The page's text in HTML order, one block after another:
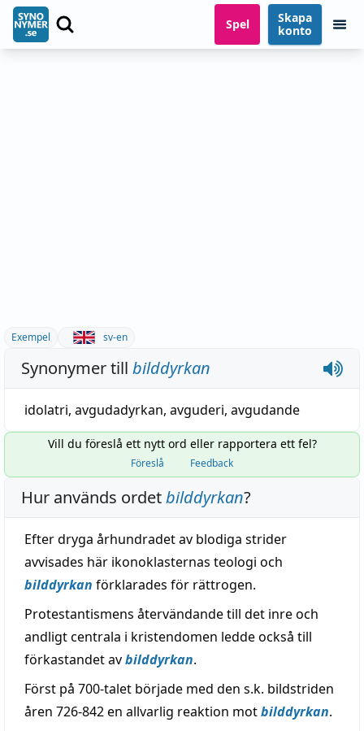
Spel
Skapa
konto
Exempel sv-en
Synonymer till bilddyrkan
idolatri, avgudadyrkan, avguderi, avgudande
Vill du föreslå ett nytt ord eller rapportera ett fel?
Föreslå Feedback
Hur används ordetbilddyrkan?
Efter dryga århundradet av blodiga strider
avvisades här ikonoklasternas teologi och
bilddyrkan förklarades för rättrogen.
Protestantismens återvändande till det inre och
andligt centrala i kristendomen ledde också till
förkastandet avbilddyrkan.
Först på 700-talet började med den s.k. bildstriden
åren 726-842 en allvarlig reaktion motbilddyrkan.